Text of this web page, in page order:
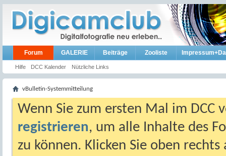
Forum
Hilfe DCC Kalender Nützliche Links
GALERIE Beiträge Zooliste
vBulletin-Systemmitteilung
Wenn Sie zum ersten Mal im DCC
registrieren, um alle Inhalte des
zu können. Klicken Sie oben